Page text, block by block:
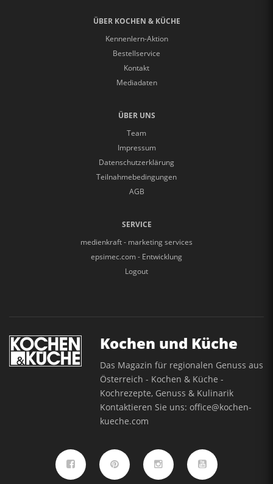
ÜBER KOCHEN & KÜCHE
Kennenlern-Aktion
Bestellservice
Kontakt
Mediadaten
ÜBER UNS
Team
Impressum
Datenschutzerklärung
Teilnahmebedingungen
AGB
SERVICE
medienkraft - marketing services
epsimec.com - Entwicklung
Logout
Kochen und Küche
Das Magazin für regionalen Genuss aus
Österreich - Kochen & Küche -
Kochrezepte, Genuss & Kulinarik
Kontaktieren Sie uns:office@kochen-
kueche.com